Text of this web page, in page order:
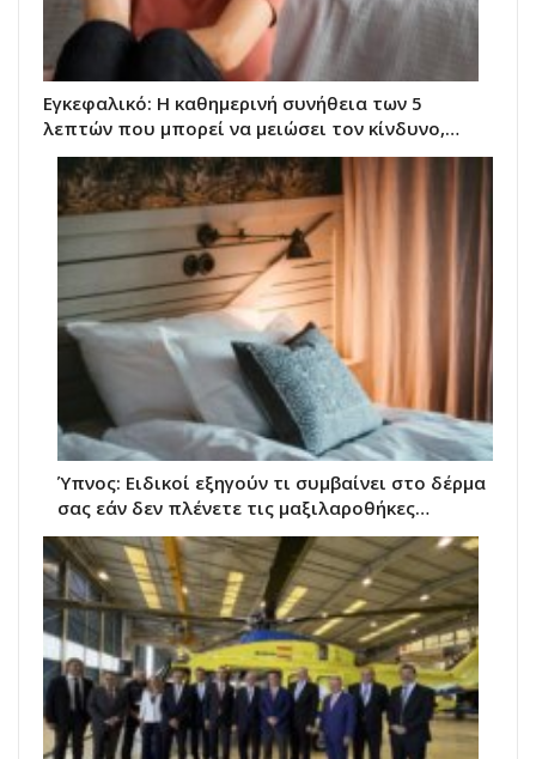
Εγκεφαλικό: Η καθημερινή συνήθεια των 5
λεπτών που μπορεί να μειώσει τον κίνδυνο,…
Ύπνος: Ειδικοί εξηγούν τι συμβαίνει στο δέρμα
σας εάν δεν πλένετε τις μαξιλαροθήκες…